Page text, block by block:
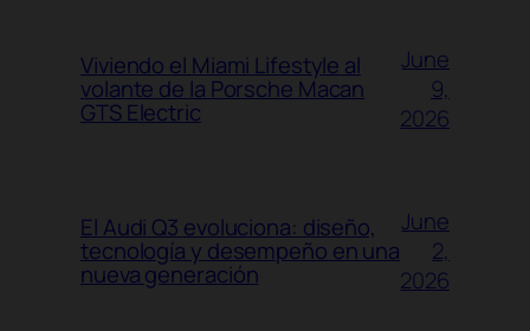
Viviendo el Miami Lifestyle al
volante de la Porsche Macan
GTS Electric
June
9,
2026
El Audi Q3 evoluciona: diseño,
tecnología y desempeño en una
nueva generación
June
2,
2026